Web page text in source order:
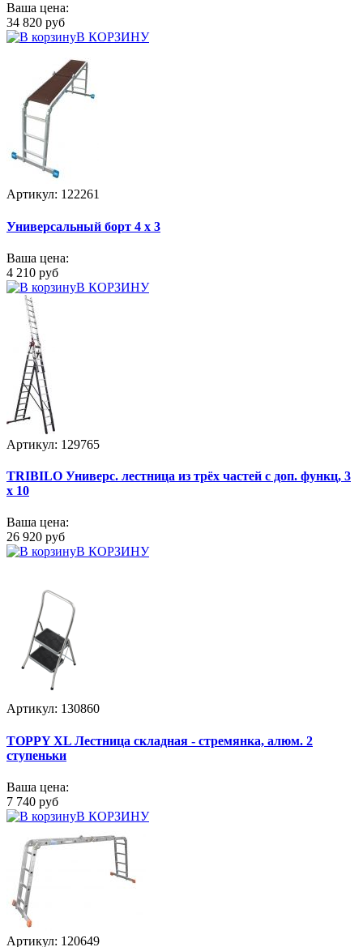
Ваша цена:
34 820 руб
В КОРЗИНУ
Артикул: 122261
Универсальный борт 4 х 3
Ваша цена:
4 210 руб
В КОРЗИНУ
Артикул: 129765
TRIBILO Универс. лестница из трёх частей с доп. функц, 3
х 10
Ваша цена:
26 920 руб
В КОРЗИНУ
Артикул: 130860
TOPPY XL Лестница складная - стремянка, алюм. 2
ступеньки
Ваша цена:
7 740 руб
В КОРЗИНУ
Артикул: 120649